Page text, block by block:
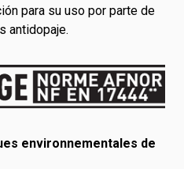
para su uso por parte de
antidopaje.
environnementales de